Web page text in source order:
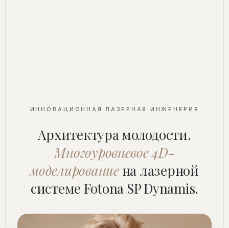
ИННОВАЦИОННАЯ ЛАЗЕРНАЯ ИНЖЕНЕРИЯ
Архитектура молодости.
Многоуровневое 4D-
моделированиена лазерной
системе Fotona SP Dynamis.